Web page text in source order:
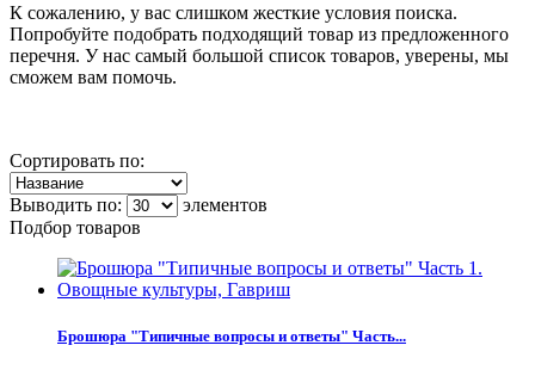
К сожалению, у вас слишком жесткие условия поиска.
Попробуйте подобрать подходящий товар из предложенного
перечня. У нас самый большой список товаров, уверены, мы
сможем вам помочь.
Сортировать по:
Выводить по:
элементов
Подбор товаров
Брошюра "Типичные вопросы и ответы" Часть...